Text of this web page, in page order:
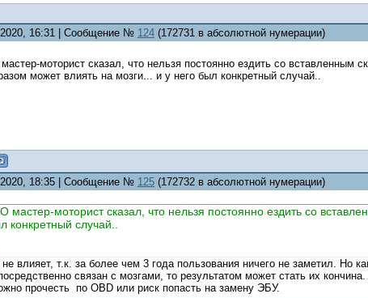
16:31 | Сообщение № 124 (172731 в абсолютной нумерации)
моторист сказал, что нельзя постоянно ездить со вставленным
может влиять на мозги... и у него был конкретный случай..
18:35 | Сообщение № 125 (172732 в абсолютной нумерации)
мастер-моторист сказал, что нельзя постоянно ездить со
конкретный случай..
влияет, т.к. за более чем 3 года пользования ничего не заметил. Но
связан с мозгами, то результатом может стать их
прочесть по ОBD или риск попасть на замену ЭБУ.